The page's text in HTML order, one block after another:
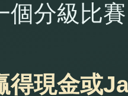
個分級比
得現金或